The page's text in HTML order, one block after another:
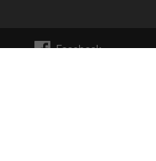
Facebook